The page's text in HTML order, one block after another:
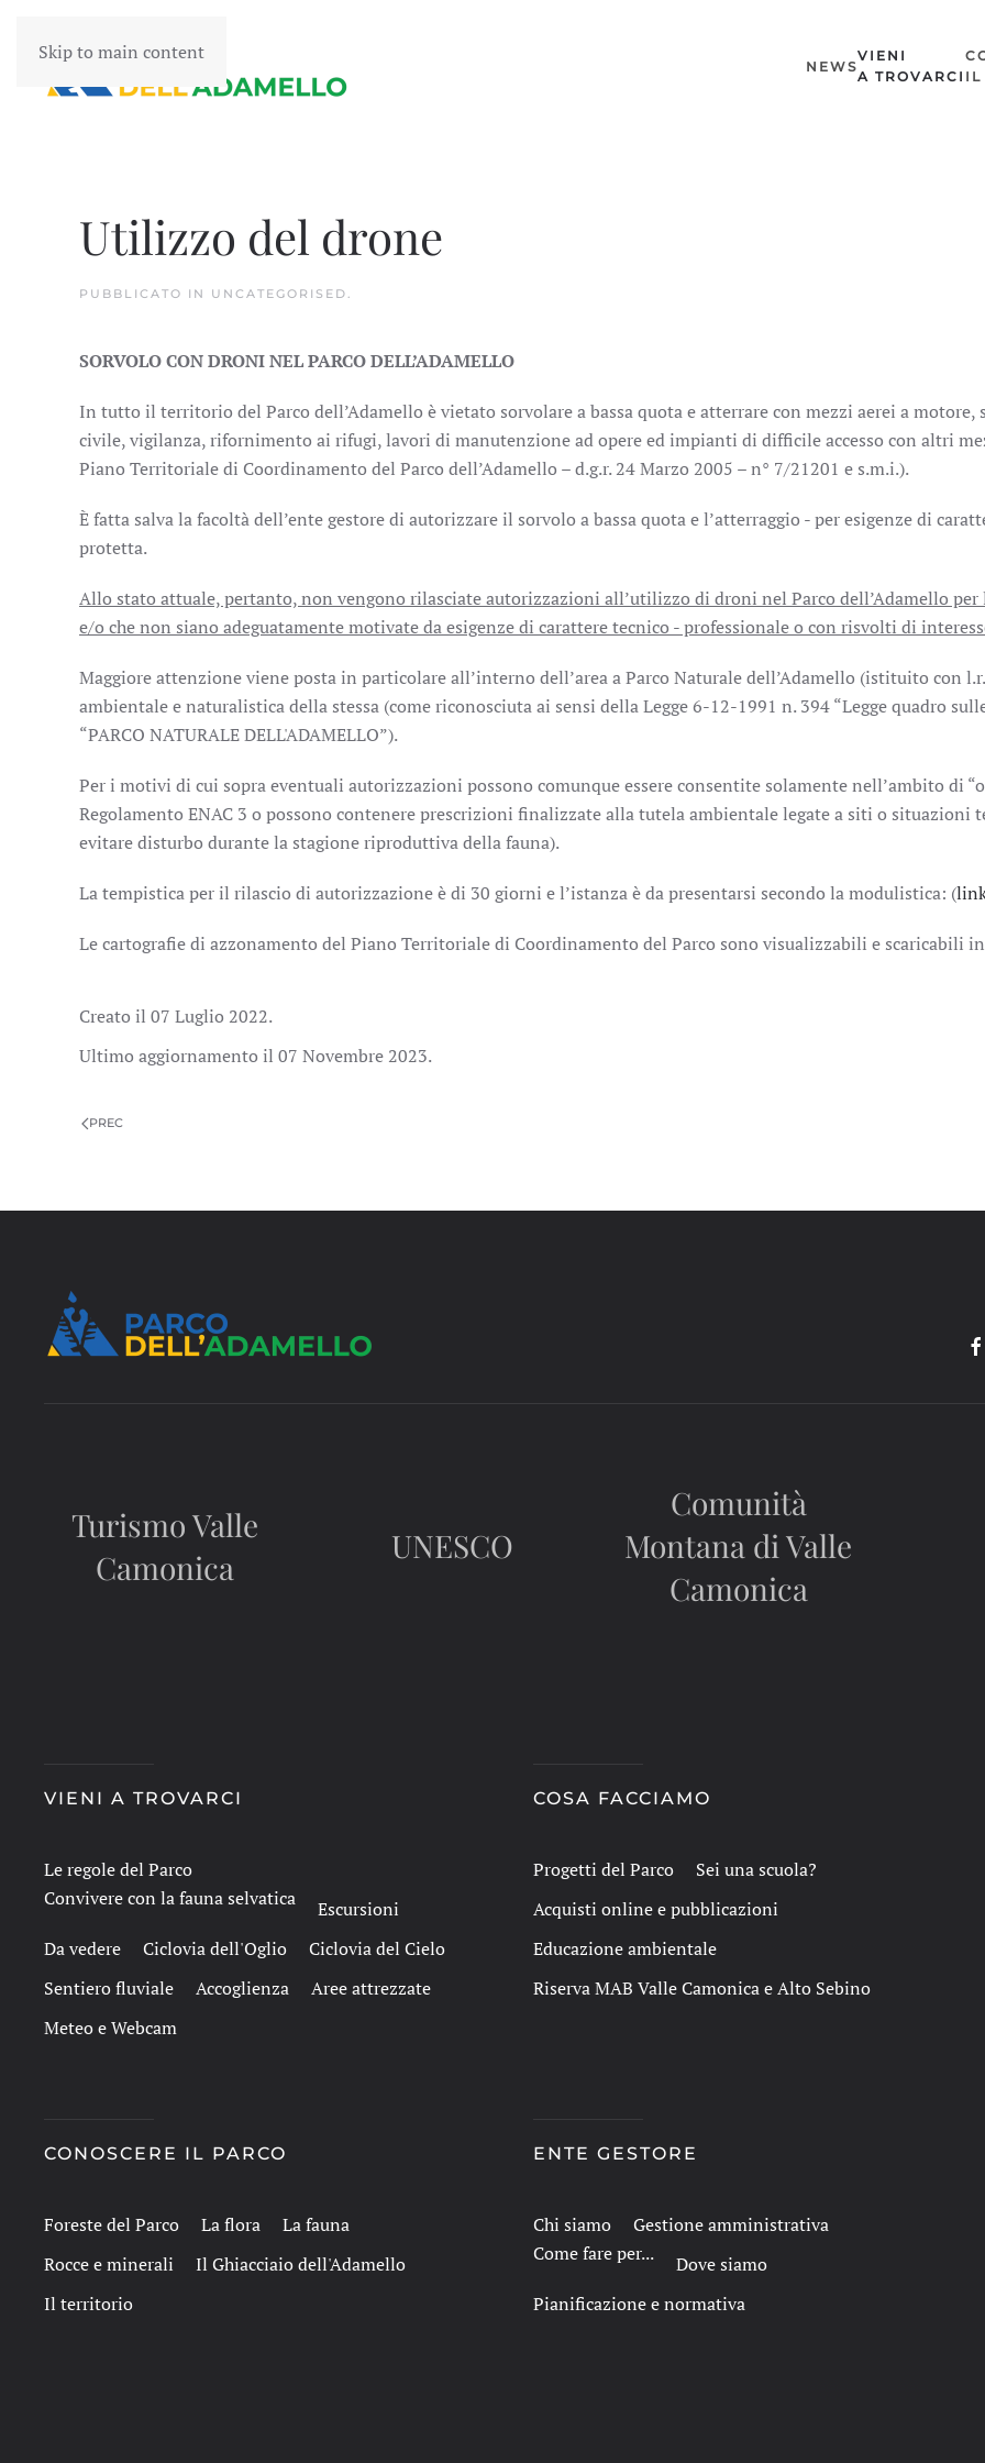
Skip to main content
NEWS
VIENI
A TROVARCI IL
Utilizzo del drone
PUBBLICATO IN UNCATEGORISED.
SORVOLO CON DRONI NEL PARCO DELL’ADAMELLO
In tutto il territorio del Parco dell’Adamello è vietato sorvolare a bassa quota e atterrare con mezzi aerei a motore,
civile, vigilanza, rifornimento ai rifugi, lavori di manutenzione ad opere ed impianti di difficile accesso con altri
Piano Territoriale di Coordinamento del Parco dell’Adamello – d.g.r. 24 Marzo 2005 – n° 7/21201 e s.m.i.).
È fatta salva la facoltà dell’ente gestore di autorizzare il sorvolo a bassa quota e l’atterraggio - per esigenze di
protetta.
Allo stato attuale, pertanto, non vengono rilasciate autorizzazioni all’utilizzo di droni nel Parco dell’Adamello
e/o che non siano adeguatamente motivate da esigenze di carattere tecnico - professionale o con risvolti di
Maggiore attenzione viene posta in particolare all’interno dell’area a Parco Naturale dell’Adamello (istituito con
ambientale e naturalistica della stessa (come riconosciuta ai sensi della Legge 6-12-1991 n. 394 “Legge quadro
“PARCO NATURALE DELL'ADAMELLO”).
Per i motivi di cui sopra eventuali autorizzazioni possono comunque essere consentite solamente nell’ambito di
Regolamento ENAC 3 o possono contenere prescrizioni finalizzate alla tutela ambientale legate a siti o
evitare disturbo durante la stagione riproduttiva della fauna).
La tempistica per il rilascio di autorizzazione è di 30 giorni e l’istanza è da presentarsi secondo la modulistica: (
Le cartografie di azzonamento del Piano Territoriale di Coordinamento del Parco sono visualizzabili e scaricabili in
Creato il 07 Luglio 2022.
Ultimo aggiornamento il 07 Novembre 2023.
PREC
Turismo Valle
Camonica
UNESCO
Comunità
Montana di Valle
Camonica
VIENI A TROVARCI
Le regole del Parco
Convivere con la fauna selvatica
Escursioni
Da vedere
Ciclovia dell'Oglio
Ciclovia del Cielo
Sentiero fluviale
Accoglienza
Aree attrezzate
Meteo e Webcam
COSA FACCIAMO
Progetti del Parco
Sei una scuola?
Acquisti online e pubblicazioni
Educazione ambientale
Riserva MAB Valle Camonica e Alto Sebino
CONOSCERE IL PARCO
Foreste del Parco La flora
La fauna
Rocce e minerali
Il Ghiacciaio dell'Adamello
Il territorio
ENTE GESTORE
Chi siamo
Gestione amministrativa
Come fare per...
Dove siamo
Pianificazione e normativa